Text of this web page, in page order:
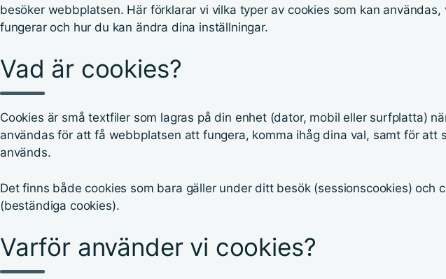
besöker webbplatsen. Här förklarar vi vilka typer av cookies som kan
fungerar och hur du kan ändra dina inställningar.
Vad är cookies?
Cookies är små textfiler som lagras på din enhet (dator, mobil eller surfplatta)
användas för att få webbplatsen att fungera, komma ihåg dina val, samt för att
används.
Det finns både cookies som bara gäller under ditt besök (sessionscookies) och
(beständiga cookies).
Varför använder vi cookies?